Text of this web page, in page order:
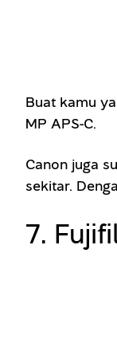
Buat kamu
MP APS-C.
Canon juga
sekitar.
7.